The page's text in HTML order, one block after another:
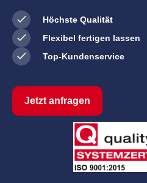
Höchste Qualität
Flexibel fertigen lassen
Top-Kundenservice
Jetzt anfragen